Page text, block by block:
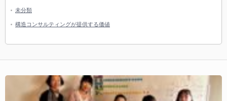
未分類
構造コンサルティングが提供する価値